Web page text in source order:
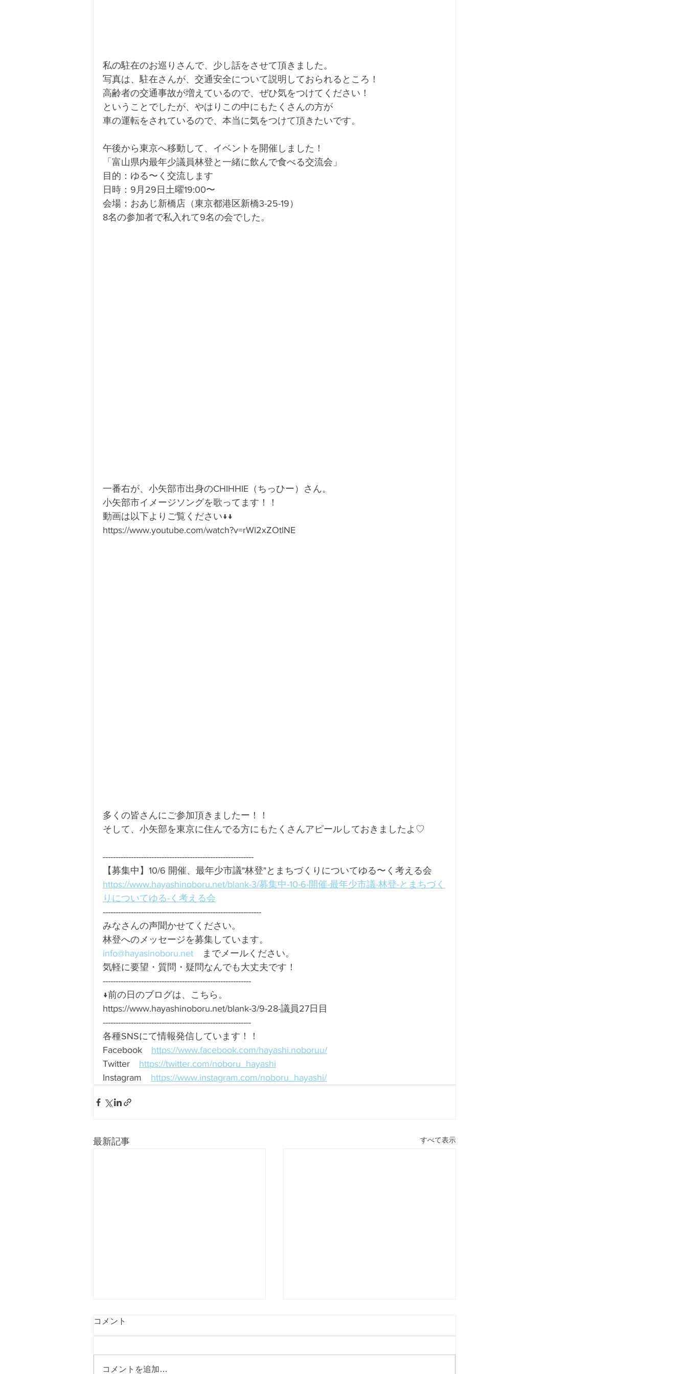
私の駐在のお巡りさんで、少し話をさせて頂きました。
写真は、駐在さんが、交通安全について説明しておられるところ！
高齢者の交通事故が増えているので、ぜひ気をつけてください！
ということでしたが、やはりこの中にもたくさんの方が
車の運転をされているので、本当に気をつけて頂きたいです。
午後から東京へ移動して、イベントを開催しました！
「富山県内最年少議員林登と一緒に飲んで食べる交流会」
目的：ゆる〜く交流します
日時：9月29日土曜19:00〜
会場：おあじ新橋店（東京都港区新橋3-25-19）
8名の参加者で私入れて9名の会でした。
一番右が、小矢部市出身のCHIHHIE（ちっひー）さん。
小矢部市イメージソングを歌ってます！！
動画は以下よりご覧ください↓↓
https://www.youtube.com/watch?v=rWl2xZOtlNE
多くの皆さんにご参加頂きましたー！！
そして、小矢部を東京に住んでる方にもたくさんアピールしておきましたよ♡
-----------------------------------------------------------
【募集中】10/6 開催、最年少市議"林登"とまちづくりについてゆる〜く考える会
https://www.hayashinoboru.net/blank-3/募集中-10-6-開催-最年少市議-林登-とまちづく
りについてゆる-く考える会
--------------------------------------------------------------
みなさんの声聞かせてください。
林登へのメッセージを募集しています。
info@hayasinoboru.net までメールください。
気軽に要望・質問・疑問なんでも大丈夫です！
----------------------------------------------------------
↓前の日のブログは、こちら。
https://www.hayashinoboru.net/blank-3/9-28-議員27日目
----------------------------------------------------------
各種SNSにて情報発信しています！！
Facebook https://www.facebook.com/hayashi.noboruu/
Twitter https://twitter.com/noboru_hayashi
Instagram https://www.instagram.com/noboru_hayashi/
最新記事 すべて表示
コメント
コメントを追加…